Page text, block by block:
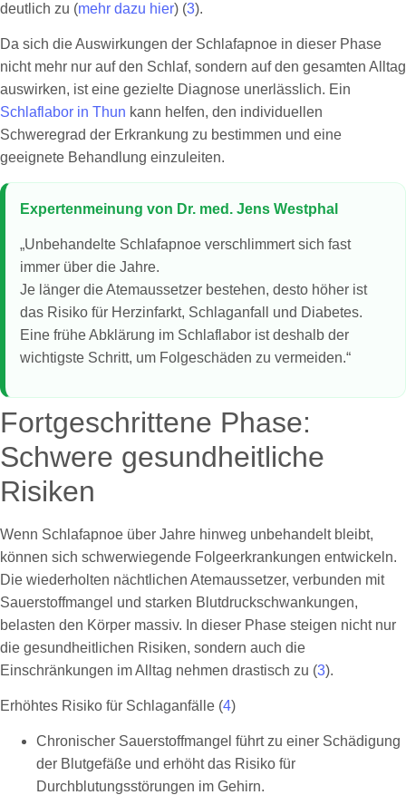
deutlich zu (mehr dazu hier) (3).
Da sich die Auswirkungen der Schlafapnoe in dieser Phase
nicht mehr nur auf den Schlaf, sondern auf den gesamten Alltag
auswirken, ist eine gezielte Diagnose unerlässlich. Ein
Schlaflabor in Thun kann helfen, den individuellen
Schweregrad der Erkrankung zu bestimmen und eine
geeignete Behandlung einzuleiten.
Expertenmeinung von Dr. med. Jens Westphal
„Unbehandelte Schlafapnoe verschlimmert sich fast
immer über die Jahre.
Je länger die Atemaussetzer bestehen, desto höher ist
das Risiko für Herzinfarkt, Schlaganfall und Diabetes.
Eine frühe Abklärung im Schlaflabor ist deshalb der
wichtigste Schritt, um Folgeschäden zu vermeiden.“
Fortgeschrittene Phase:
Schwere gesundheitliche
Risiken
Wenn Schlafapnoe über Jahre hinweg unbehandelt bleibt,
können sich schwerwiegende Folgeerkrankungen entwickeln.
Die wiederholten nächtlichen Atemaussetzer, verbunden mit
Sauerstoffmangel und starken Blutdruckschwankungen,
belasten den Körper massiv. In dieser Phase steigen nicht nur
die gesundheitlichen Risiken, sondern auch die
Einschränkungen im Alltag nehmen drastisch zu (3).
Erhöhtes Risiko für Schlaganfälle (4)
Chronischer Sauerstoffmangel führt zu einer Schädigung
der Blutgefäße und erhöht das Risiko für
Durchblutungsstörungen im Gehirn.